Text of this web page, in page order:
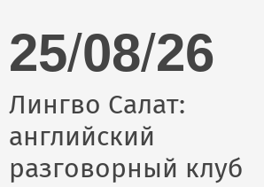
25/08/26
Лингво Салат:
английский
разговорный клуб